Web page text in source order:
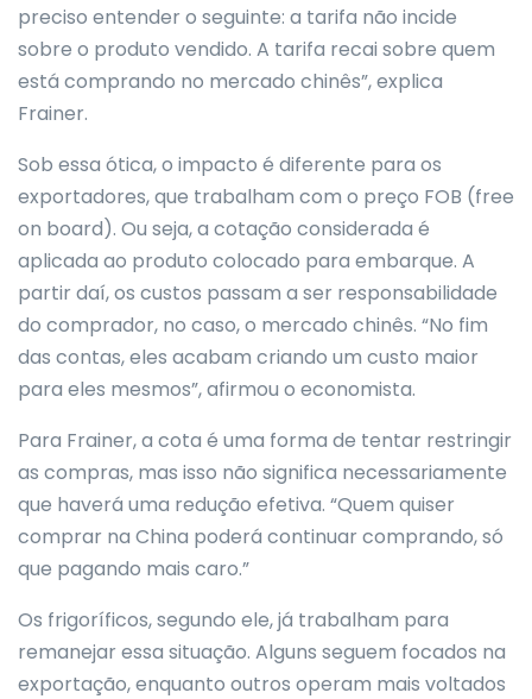
preciso entender o seguinte: a tarifa não incide
sobre o produto vendido. A tarifa recai sobre quem
está comprando no mercado chinês”, explica
Frainer.
Sob essa ótica, o impacto é diferente para os
exportadores, que trabalham com o preço FOB (free
on board). Ou seja, a cotação considerada é
aplicada ao produto colocado para embarque. A
partir daí, os custos passam a ser responsabilidade
do comprador, no caso, o mercado chinês. “No fim
das contas, eles acabam criando um custo maior
para eles mesmos”, afirmou o economista.
Para Frainer, a cota é uma forma de tentar restringir
as compras, mas isso não significa necessariamente
que haverá uma redução efetiva. “Quem quiser
comprar na China poderá continuar comprando, só
que pagando mais caro.”
Os frigoríficos, segundo ele, já trabalham para
remanejar essa situação. Alguns seguem focados na
exportação, enquanto outros operam mais voltados